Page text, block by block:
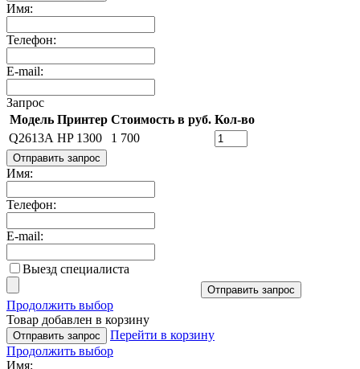
Имя:
Телефон:
E-mail:
Запрос
Модель Принтер Стоимость в руб. Кол-во
Q2613A HP 1300 1 700
Отправить запрос
Имя:
Телефон:
E-mail:
Выезд специалиста
Отправить запрос
Продолжить выбор
Товар добавлен в корзину
Отправить запрос
Перейти в корзину
Продолжить выбор
Имя: